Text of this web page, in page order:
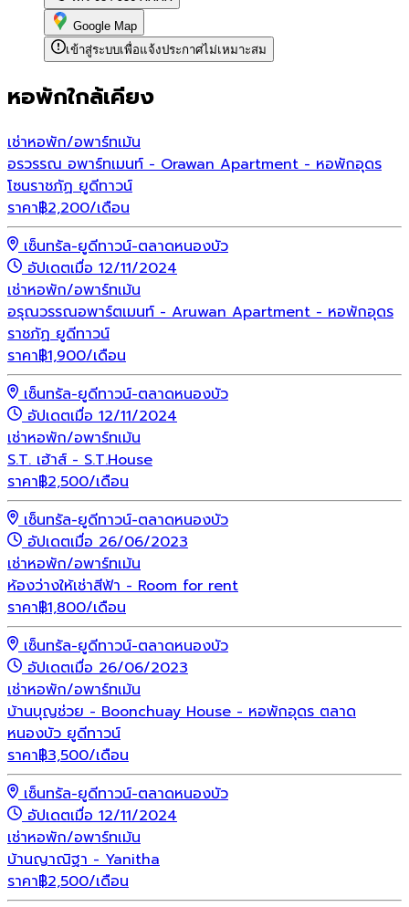
Google Map
เข้าสู่ระบบเพื่อแจ้งประกาศไม่เหมาะสม
หอพักใกล้เคียง
เช่าหอพัก/อพาร์ทเม้น
อรวรรณ อพาร์ทเมนท์ - Orawan Apartment - หอพักอุดร
โซนราชภัฏ ยูดีทาวน์
ราคา฿2,200/เดือน
เซ็นทรัล-ยูดีทาวน์-ตลาดหนองบัว
อัปเดตเมื่อ 12/11/2024
เช่าหอพัก/อพาร์ทเม้น
อรุณวรรณอพาร์ตเมนท์ - Aruwan Apartment - หอพักอุดร
ราชภัฏ ยูดีทาวน์
ราคา฿1,900/เดือน
เซ็นทรัล-ยูดีทาวน์-ตลาดหนองบัว
อัปเดตเมื่อ 12/11/2024
เช่าหอพัก/อพาร์ทเม้น
S.T. เฮ้าส์ - S.T.House
ราคา฿2,500/เดือน
เซ็นทรัล-ยูดีทาวน์-ตลาดหนองบัว
อัปเดตเมื่อ 26/06/2023
เช่าหอพัก/อพาร์ทเม้น
ห้องว่างให้เช่าสีฟ้า - Room for rent
ราคา฿1,800/เดือน
เซ็นทรัล-ยูดีทาวน์-ตลาดหนองบัว
อัปเดตเมื่อ 26/06/2023
เช่าหอพัก/อพาร์ทเม้น
บ้านบุญช่วย - Boonchuay House - หอพักอุดร ตลาด
หนองบัว ยูดีทาวน์
ราคา฿3,500/เดือน
เซ็นทรัล-ยูดีทาวน์-ตลาดหนองบัว
อัปเดตเมื่อ 12/11/2024
เช่าหอพัก/อพาร์ทเม้น
บ้านญาณิฐา - Yanitha
ราคา฿2,500/เดือน